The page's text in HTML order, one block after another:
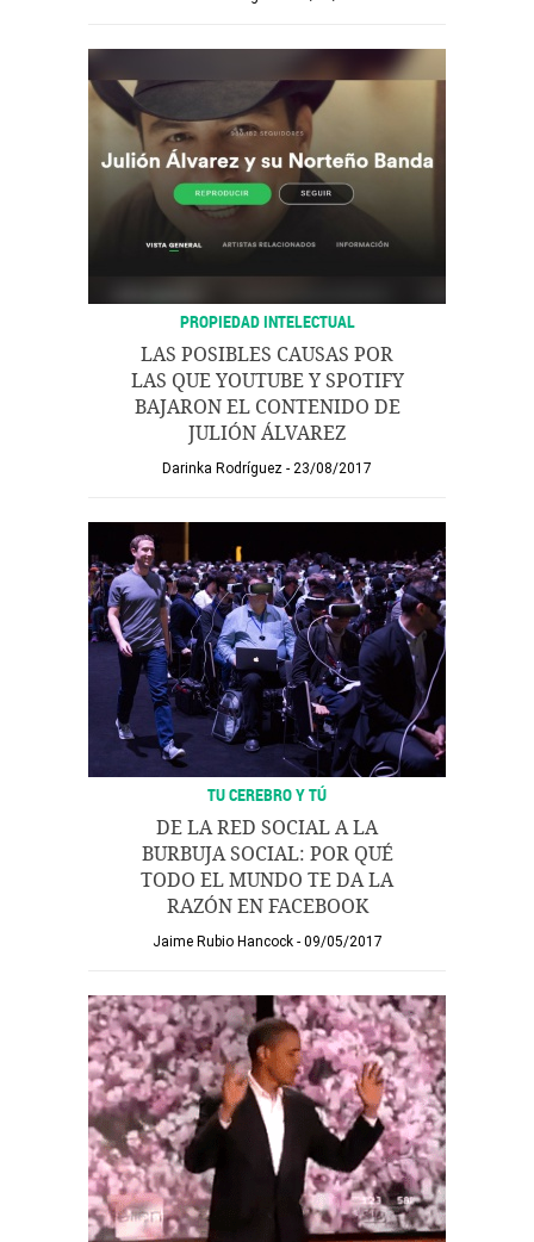
PROPIEDAD INTELECTUAL
LAS POSIBLES CAUSAS POR
LAS QUE YOUTUBE Y SPOTIFY
BAJARON EL CONTENIDO DE
JULIÓN ÁLVAREZ
Darinka Rodríguez 23/08/2017
TU CEREBRO Y TÚ
DE LA RED SOCIAL A LA
BURBUJA SOCIAL: POR QUÉ
TODO EL MUNDO TE DA LA
RAZÓN EN FACEBOOK
Jaime Rubio Hancock 09/05/2017